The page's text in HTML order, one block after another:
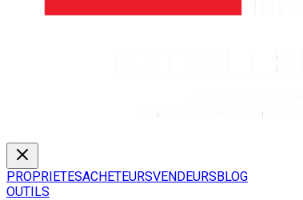
PROPRIETESACHETEURSVENDEURSBLOG
OUTILS